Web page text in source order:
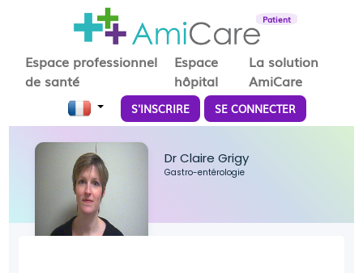
Patient
Espace professionnel
de santé
Espace
hôpital
La solution
AmiCare
S'INSCRIRE SE CONNECTER
Dr Claire Grigy
Gastro-entérologie